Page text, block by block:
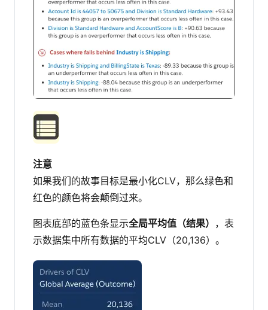
注意
如果我们的故事目标是最小化CLV，那么绿色和
红色的颜色将会颠倒过来。
图表底部的蓝色条显示全局平均值（结果） ，表
示数据集中所有数据的平均CLV（20,136）。